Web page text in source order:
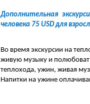
Дополнительная
человека 75 USD для
Во время экскурсии на
живую музыку и
теплохода, ужин, живая
Напитки на ужине